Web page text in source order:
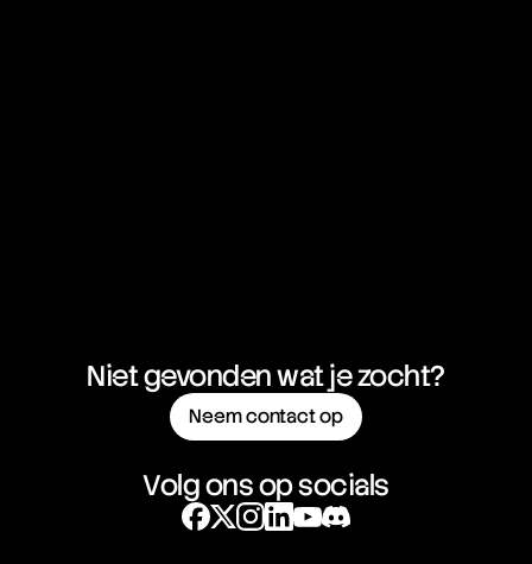
Niet gevonden wat je zocht?
Neem contact op
Volg ons op socials